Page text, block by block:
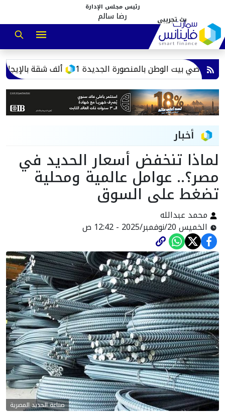
رئيس مجلس الإدارة
رضا سالم
15 ألف شقة أراضي بيت الوطن بالمنصورة الجديدة
أخبار
لماذا تنخفض أسعار الحديد في
مصر؟.. عوامل عالمية ومحلية
تضغط على السوق
محمد عبدالله
الخميس 20/نوفمبر/2025 - 12:42 ص
صناعة الحديد المصرية